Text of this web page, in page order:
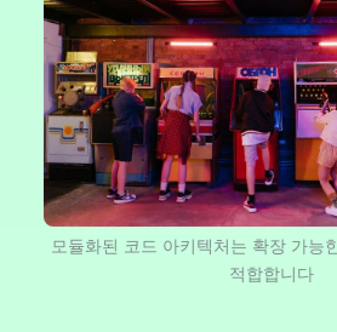
모듈화된 코드 아키텍처는 확장 가능
적합합니다